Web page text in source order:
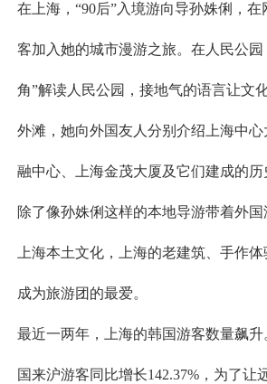
在上海，“90后”入境游向导孙姝俐，
客加入她的城市漫游之旅。在人民公
角”解读人民公园，接地气的语言让文
外滩，她向外国友人分别介绍上海中
融中心、上海金茂大厦及它们建成的历
除了像孙姝俐这样的本地导游带着外
上海本土文化，上海的老建筑、手作
成为旅游团的最爱。
最近一两年，上海的韩国游客数量飙
国来沪游客同比增长142.37%，为了让